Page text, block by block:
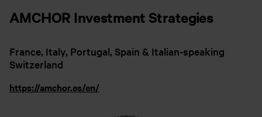
AMCHOR Investment Strategies
France, Italy, Portugal, Spain & Italian-speaking
Switzerland
https://amchor.es/en/